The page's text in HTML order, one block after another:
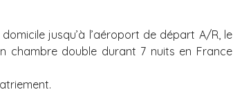
jusqu’à l’aéroport de départ A/R, le
chambre double durant 7 nuits en France